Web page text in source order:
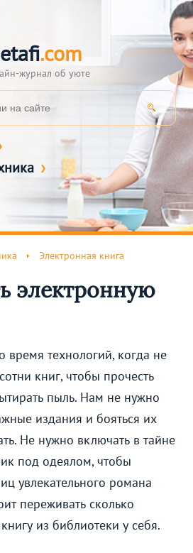
.com
журнал об уюте
Электронная книга
электронную
время технологий, когда не
книг, чтобы прочесть
пыль. Нам не нужно
издания и бояться их
Не нужно включать в тайне
под одеялом, чтобы
увлекательного романа
переживать сколько
из библиотеки у себя.